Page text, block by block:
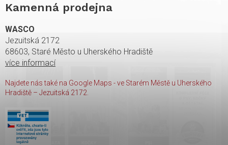
Kamenná prodejna
WASCO
Jezuitská 2172
68603, Staré Město u Uherského Hradiště
více informací
Najdete nás také na Google Maps - ve Starém Městě u Uherského
Hradiště – Jezuitská 2172.